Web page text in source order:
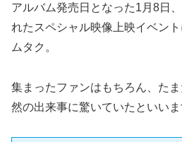
アルバム発売日となった1月8日
れたスペシャル映像上映イベン
ムタク。
集まったファンはもちろん、た
然の出来事に驚いていたといいま